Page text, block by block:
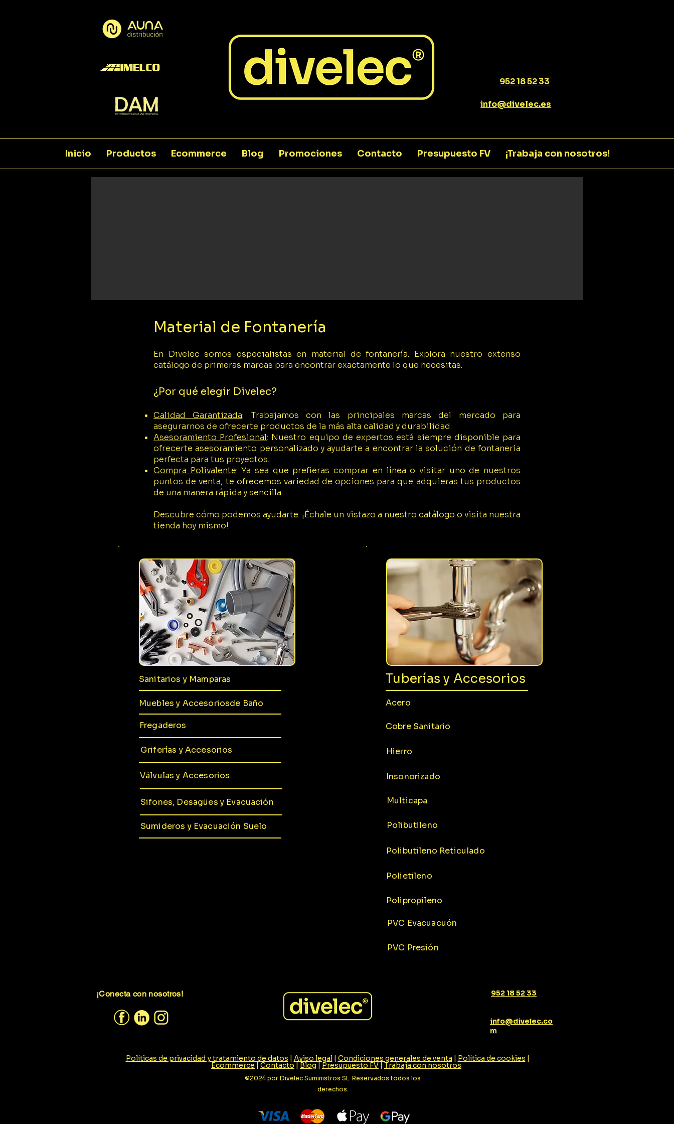
952 18 52 33
info@divelec.es
Inicio Productos Ecommerce Blog Promociones Contacto Presupuesto FV ¡Trabaja con nosotros!
Material de Fontanería
En Divelec somos especialistas en material de fontanería. Explora nuestro extenso
catálogo de primeras marcas para encontrar exactamente lo que necesitas.
¿Por qué elegir Divelec?
Calidad Garantizada: Trabajamos con las principales marcas del mercado para
asegurarnos de ofrecerte productos de la más alta calidad y durabilidad.
Asesoramiento Profesional: Nuestro equipo de expertos está siempre disponible para
ofrecerte asesoramiento personalizado y ayudarte a encontrar la solución de fontaneria
perfecta para tus proyectos.
Compra Polivalente: Ya sea que prefieras comprar en línea o visitar uno de nuestros
puntos de venta, te ofrecemos variedad de opciones para que adquieras tus productos
de una manera rápida y sencilla.
Descubre cómo podemos ayudarte. ¡Échale un vistazo a nuestro catálogo o visita nuestra
tienda hoy mismo!
Sanitarios y Mamparas
Muebles y Accesoriosde Baño
Fregaderos
Griferías y Accesorios
Válvulas y Accesorios
Sifones, Desagües y Evacuación
Sumideros y Evacuación Suelo
Tuberías y Accesorios
Acero
Cobre Sanitario
Hierro
Insonorizado
Multicapa
Polibutileno
Polibutileno Reticulado
Polietileno
Polipropileno
PVC Evacuacuón
PVC Presión
¡Conecta con nosotros! 952 18 52 33
info@divelec.co
m
Políticas de privacidad y tratamiento de datos | Aviso legal| Condiciones generales de venta | Política de cookies |
Ecommerce | Contacto | Blog | Presupuesto FV | Trabaja con nosotros
©2024 por Divelec Suministros SL. Reservados todos los
derechos.